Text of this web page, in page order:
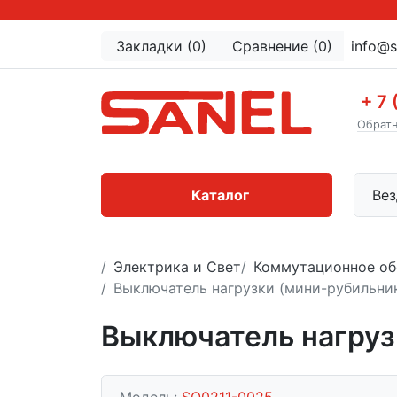
Закладки (0) Сравнение (0)
+ 7
Каталог
Электрика и Свет Коммутационное
Выключатель нагрузки (мини-
Выключатель